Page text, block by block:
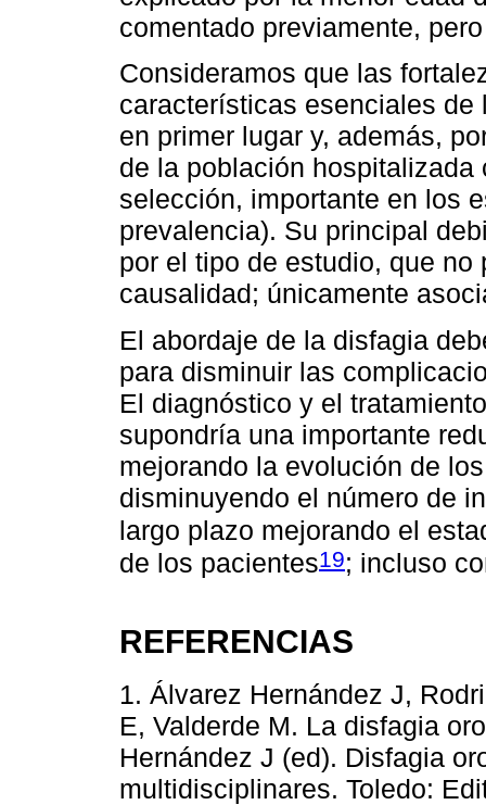
comentado previamente,
Consideramos que las
características esenciales
en primer lugar y, además,
de la población
selección, importante en los
prevalencia). Su principal
por el tipo de estudio, que
causalidad; únicamente
El abordaje de la disfagia
para disminuir las
El diagnóstico y el
supondría una importante
mejorando la evolución de
disminuyendo el número de
largo plazo mejorando el
de los pacientes19; incluso
REFERENCIAS
1. Álvarez Hernández J,
E, Valderde M. La disfagia
Hernández J (ed). Disfagia
multidisciplinares. Toledo: